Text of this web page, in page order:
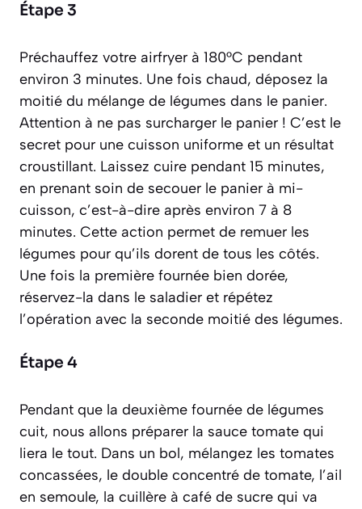
Étape 3
Préchauffez votre airfryer à 180°C pendant
environ 3 minutes. Une fois chaud, déposez la
moitié du mélange de légumes dans le panier.
Attention à ne pas surcharger le panier ! C’est le
secret pour une cuisson uniforme et un résultat
croustillant. Laissez cuire pendant 15 minutes,
en prenant soin de secouer le panier à mi-
cuisson, c’est-à-dire après environ 7 à 8
minutes. Cette action permet de remuer les
légumes pour qu’ils dorent de tous les côtés.
Une fois la première fournée bien dorée,
réservez-la dans le saladier et répétez
l’opération avec la seconde moitié des légumes.
Étape 4
Pendant que la deuxième fournée de légumes
cuit, nous allons préparer la sauce tomate qui
liera le tout. Dans un bol, mélangez les tomates
concassées, le double concentré de tomate, l’ail
en semoule, la cuillère à café de sucre qui va